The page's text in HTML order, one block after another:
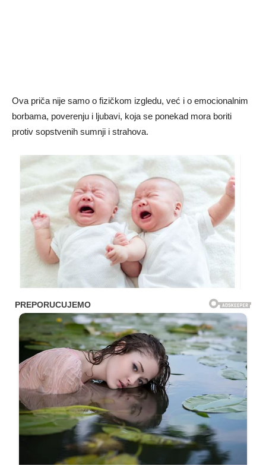
Ova priča nije samo o fizičkom izgledu, već i o emocionalnim
borbama, poverenju i ljubavi, koja se ponekad mora boriti
protiv sopstvenih sumnji i strahova.